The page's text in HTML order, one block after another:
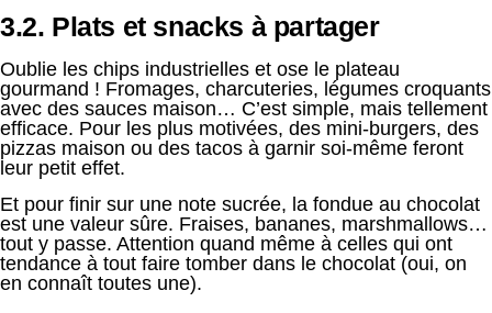
3.2. Plats et snacks à partager
Oublie les chips industrielles et ose le plateau
gourmand ! Fromages, charcuteries, légumes croquants
avec des sauces maison… C’est simple, mais tellement
efficace. Pour les plus motivées, des mini-burgers, des
pizzas maison ou des tacos à garnir soi-même feront
leur petit effet.
Et pour finir sur une note sucrée, la fondue au chocolat
est une valeur sûre. Fraises, bananes, marshmallows…
tout y passe. Attention quand même à celles qui ont
tendance à tout faire tomber dans le chocolat (oui, on
en connaît toutes une).